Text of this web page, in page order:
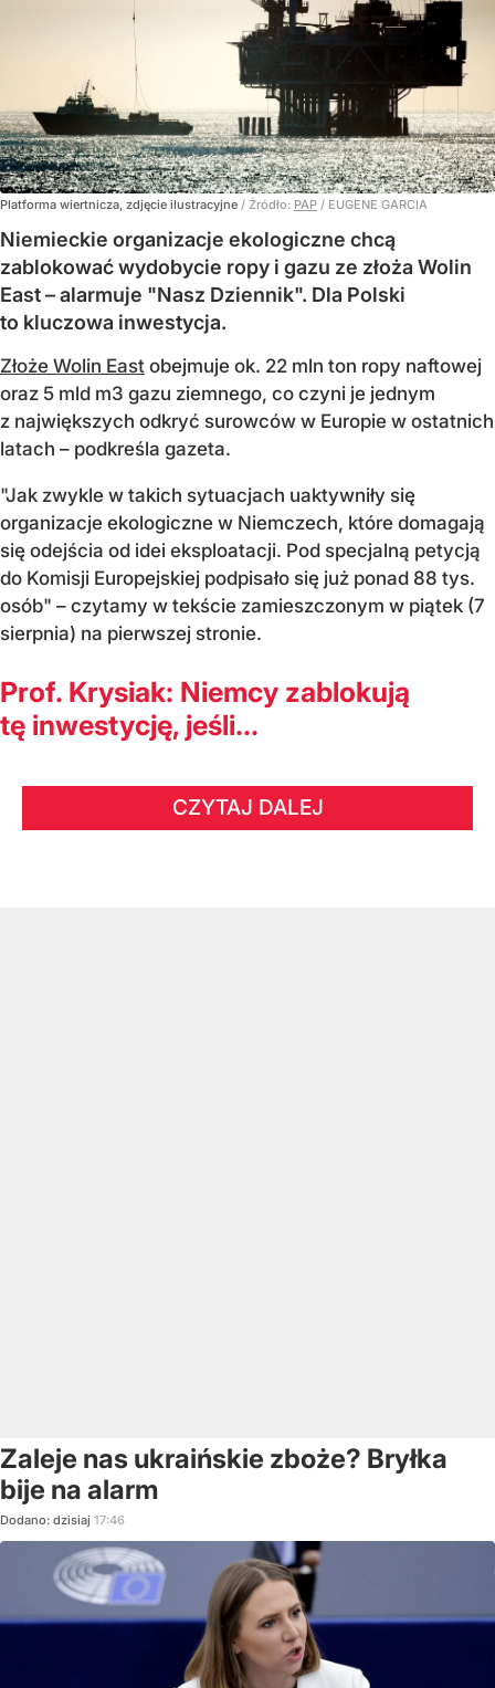
Platforma wiertnicza, zdjęcie ilustracyjne / Źródło: PAP / EUGENE GARCIA
Niemieckie organizacje ekologiczne chcą
zablokować wydobycie ropy i gazu ze złoża Wolin
East – alarmuje "Nasz Dziennik". Dla Polski
to kluczowa inwestycja.
Złoże Wolin East obejmuje ok. 22 mln ton ropy naftowej
oraz 5 mld m3 gazu ziemnego, co czyni je jednym
z największych odkryć surowców w Europie w ostatnich
latach – podkreśla gazeta.
"Jak zwykle w takich sytuacjach uaktywniły się
organizacje ekologiczne w Niemczech, które domagają
się odejścia od idei eksploatacji. Pod specjalną petycją
do Komisji Europejskiej podpisało się już ponad 88 tys.
osób" – czytamy w tekście zamieszczonym w piątek (7
sierpnia) na pierwszej stronie.
Prof. Krysiak: Niemcy zablokują
tę inwestycję, jeśli...
CZYTAJ DALEJ
Zaleje nas ukraińskie zboże? Bryłka
bije na alarm
Dodano: dzisiaj 17:46